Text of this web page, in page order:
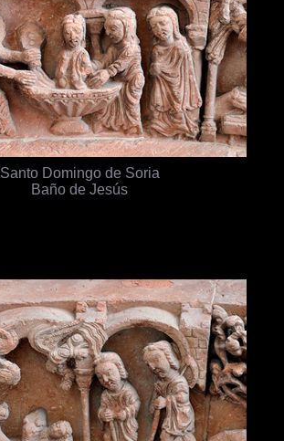
Santo Domingo de Soria
Baño de Jesús